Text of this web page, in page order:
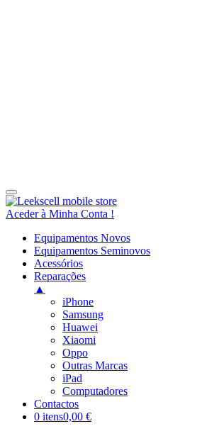
Aceder à Minha Conta !
Equipamentos Novos
Equipamentos Seminovos
Acessórios
Reparações
▲
iPhone
Samsung
Huawei
Xiaomi
Oppo
Outras Marcas
iPad
Computadores
Contactos
0 itens0,00 €